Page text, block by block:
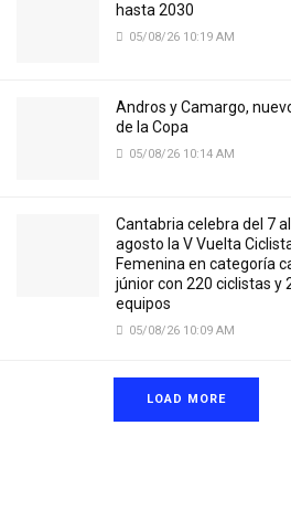
hasta 2030
05/08/26 10:19 AM
Andros y Camargo,
de la Copa
05/08/26 10:14 AM
Cantabria celebra del 7
agosto la V Vuelta
Femenina en categoría
júnior con 220 ciclistas y
equipos
05/08/26 10:09 AM
LOAD MORE